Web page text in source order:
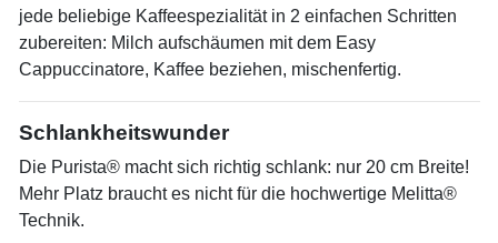
jede beliebige Kaffeespezialität in 2 einfachen Schritten
zubereiten: Milch aufschäumen mit dem Easy
Cappuccinatore, Kaffee beziehen, mischenfertig.
Schlankheitswunder
Die Purista® macht sich richtig schlank: nur 20 cm Breite!
Mehr Platz braucht es nicht für die hochwertige Melitta®
Technik.